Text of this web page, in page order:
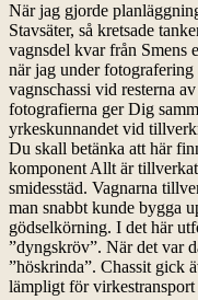
När jag gjorde
Stavsäter, så kretsade
vagnsdel kvar från Smens
när jag under
vagnschassi vid resterna
fotografierna ger Dig
yrkeskunnandet vid
Du skall betänka att här
komponent Allt är
smidesstäd. Vagnarna
man snabbt kunde bygga
gödselkörning. I det här
”dyngskröv”. När det var
”höskrinda”. Chassit gick
lämpligt för